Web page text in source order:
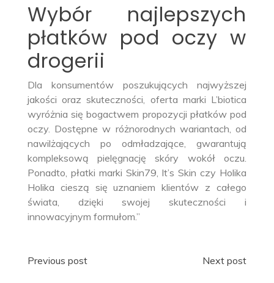
Wybór najlepszych
płatków pod oczy w
drogerii
Dla konsumentów poszukujących najwyższej
jakości oraz skuteczności, oferta marki L’biotica
wyróżnia się bogactwem propozycji płatków pod
oczy. Dostępne w różnorodnych wariantach, od
nawilżających po odmładzające, gwarantują
kompleksową pielęgnację skóry wokół oczu.
Ponadto, płatki marki Skin79, It’s Skin czy Holika
Holika cieszą się uznaniem klientów z całego
świata, dzięki swojej skuteczności i
innowacyjnym formułom.”
Nawigacja
Previous post Next post